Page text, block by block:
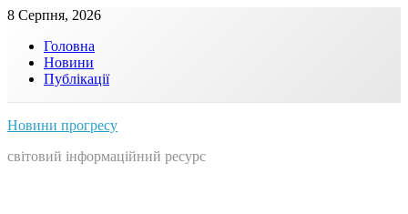
Skip
content
8 Серпня, 2026
Головна
Новини
Публікації
Новини прогресу
світовий інформаційний ресурс